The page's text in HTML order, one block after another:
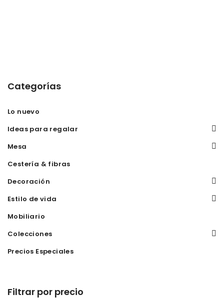
Categorías
Lo nuevo
Ideas para regalar
Mesa
Cestería & fibras
Decoración
Estilo de vida
Mobiliario
Colecciones
Precios Especiales
Filtrar por precio